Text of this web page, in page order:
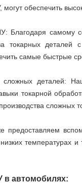
обеспечить
Благодаря
токарных
самые быстрые
сложных деталей:
токарной
сложных
предоставляем
температурах
в автомобилях: